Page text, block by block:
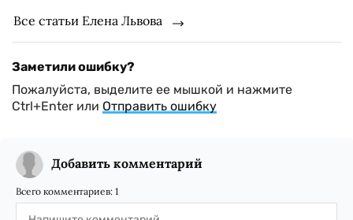
Все статьи Елена Львова
Заметили ошибку?
Пожалуйста, выделите ее мышкой и нажмите
Ctrl+Enter или Отправить ошибку
Добавить комментарий
Всего комментариев: 1